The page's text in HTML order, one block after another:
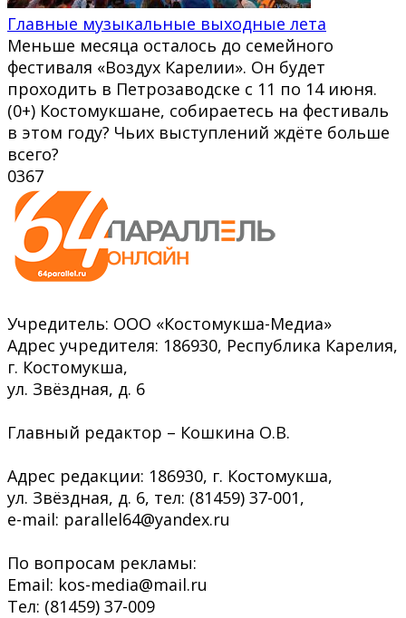
Главные музыкальные выходные лета
Меньше месяца осталось до семейного
фестиваля «Воздух Карелии». Он будет
проходить в Петрозаводске с 11 по 14 июня.
(0+) Костомукшане, собираетесь на фестиваль
в этом году? Чьих выступлений ждёте больше
всего?
0367
Учредитель: ООО «Костомукша-Медиа»
Адрес учредителя: 186930, Республика Карелия,
г. Костомукша,
ул. Звёздная, д. 6
Главный редактор – Кошкина О.В.
Адрес редакции: 186930, г. Костомукша,
ул. Звёздная, д. 6, тел: (81459) 37-001,
e-mail: parallel64@yandex.ru
По вопросам рекламы:
Email: kos-media@mail.ru
Тел: (81459) 37-009